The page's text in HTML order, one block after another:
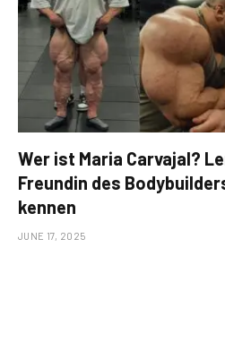
Wer ist Maria Carvajal?
Freundin des
kennen
JUNE 17, 2025